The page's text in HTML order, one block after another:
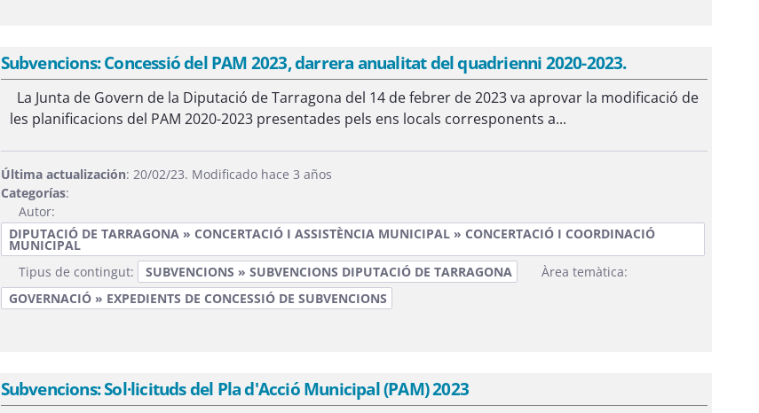
Subvencions: Concessió del PAM 2023, darrera anualitat del quadrienni 2020-2023.
La Junta de Govern de la Diputació de Tarragona del 14 de febrer de 2023 va aprovar la modificació de
les planificacions del PAM 2020-2023 presentades pels ens locals corresponents a...
Última actualización: 20/02/23. Modificado hace 3 años
Categorías:
Autor:
DIPUTACIÓ DE TARRAGONA » CONCERTACIÓ I ASSISTÈNCIA MUNICIPAL » CONCERTACIÓ I COORDINACIÓ
MUNICIPAL
Tipus de contingut:
SUBVENCIONS » SUBVENCIONS DIPUTACIÓ DE TARRAGONA
Àrea temàtica:
GOVERNACIÓ » EXPEDIENTS DE CONCESSIÓ DE SUBVENCIONS
Subvencions: Sol·licituds del Pla d'Acció Municipal (PAM) 2023